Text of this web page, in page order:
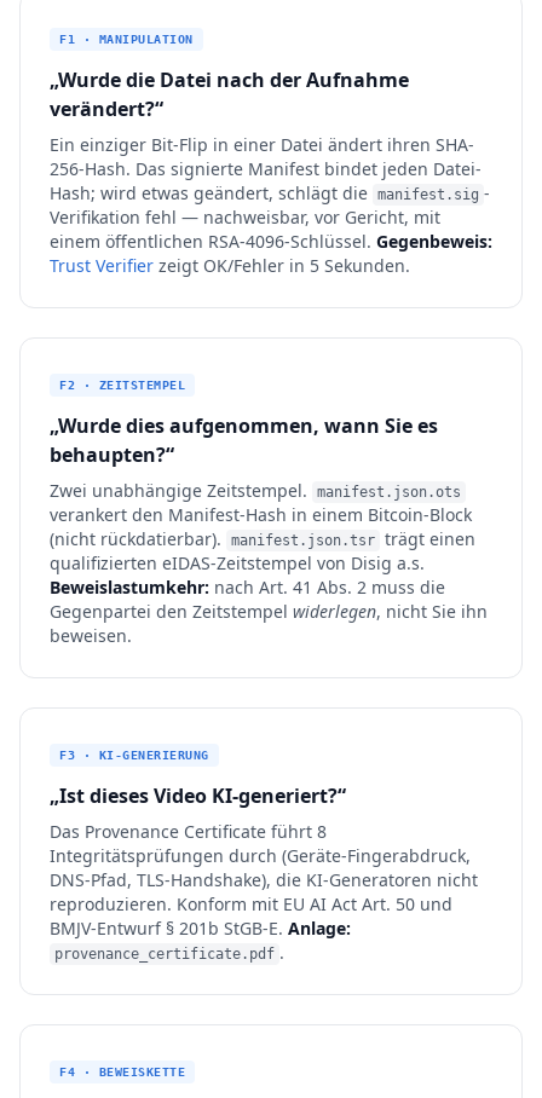
F1 · MANIPULATION
„Wurde die Datei nach der Aufnahme
verändert?“
Ein einziger Bit-Flip in einer Datei ändert ihren SHA-
256-Hash. Das signierte Manifest bindet jeden Datei-
Hash; wird etwas geändert, schlägt die manifest.sig -
Verifikation fehl — nachweisbar, vor Gericht, mit
einem öffentlichen RSA-4096-Schlüssel. Gegenbeweis:
Trust Verifier zeigt OK/Fehler in 5 Sekunden.
F2 · ZEITSTEMPEL
„Wurde dies aufgenommen, wann Sie es
behaupten?“
Zwei unabhängige Zeitstempel. manifest.json.ots
verankert den Manifest-Hash in einem Bitcoin-Block
(nicht rückdatierbar).
manifest.json.tsr trägt einen
qualifizierten eIDAS-Zeitstempel von Disig a.s.
Beweislastumkehr: nach Art. 41 Abs. 2 muss die
Gegenpartei den Zeitstempel widerlegen, nicht Sie ihn
beweisen.
F3 · KI-GENERIERUNG
„Ist dieses Video KI-generiert?“
Das Provenance Certificate führt 8
Integritätsprüfungen durch (Geräte-Fingerabdruck,
DNS-Pfad, TLS-Handshake), die KI-Generatoren nicht
reproduzieren. Konform mit EU AI Act Art. 50 und
BMJV-Entwurf § 201b StGB-E. Anlage:
provenance_certificate.pdf .
F4 · BEWEISKETTE